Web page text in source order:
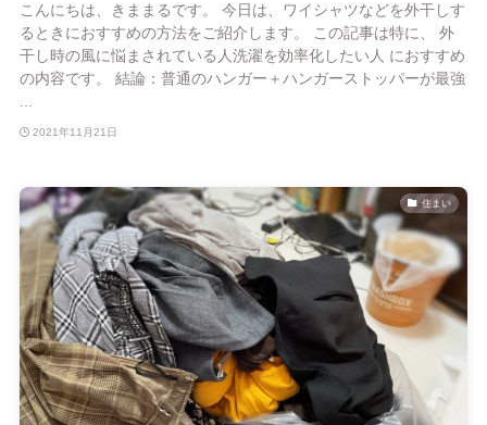
こんにちは、きままるです。 今日は、ワイシャツなどを外干しす
るときにおすすめの方法をご紹介します。 この記事は特に、 外
干し時の風に悩まされている人洗濯を効率化したい人 におすすめ
の内容です。 結論：普通のハンガー＋ハンガーストッパーが最強
2021年11月21日
住まい